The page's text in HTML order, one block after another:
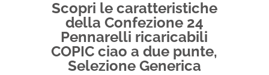
GenericaScopri le caratteristiche
della Confezione 24
Pennarelli ricaricabili
COPIC ciao a due punte,
Selezione Generica